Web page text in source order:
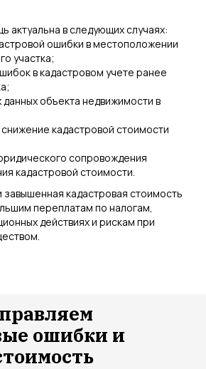
актуальна в следующих случаях:
ошибки в местоположении
участка;
в кадастровом учете ранее
данных объекта недвижимости в
кадастровой стоимости
сопровождения
кадастровой стоимости.
завышенная кадастровая стоимость
переплатам по налогам,
действиях и рискам при
ошибки и